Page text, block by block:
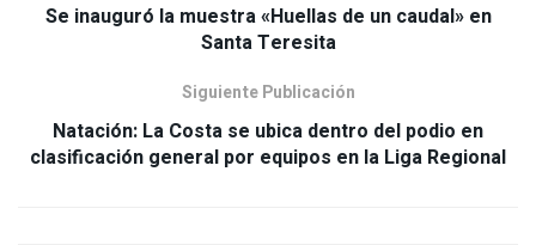
Se inauguró la muestra «Huellas de un caudal» en
Santa Teresita
Siguiente Publicación
Natación: La Costa se ubica dentro del podio en
clasificación general por equipos en la Liga Regional